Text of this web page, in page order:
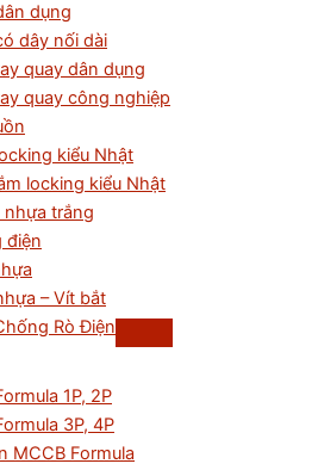
dụng
dây nối dài
quay dân dụng
quay công nghiệp
kiểu Nhật
locking kiểu Nhật
nhựa trắng
điện
– Vít bắt
Rò Điện
1P, 2P
3P, 4P
MCCB Formula